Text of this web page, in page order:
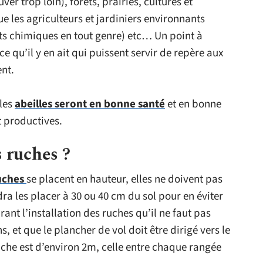
les agriculteurs et jardiniers environnants
chimiques en tout genre) etc… Un point à
qu’il y en ait qui puissent servir de repère aux
abeilles seront en bonne santéet en bonne
productives.
?
se placent en hauteur, elles ne doivent pas
les placer à 30 ou 40 cm du sol pour en éviter
l’installation des ruches qu’il ne faut pas
et que le plancher de vol doit être dirigé vers le
est d’environ 2m, celle entre chaque rangée